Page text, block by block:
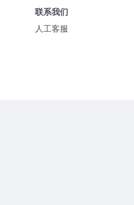
联系我们
人工客服